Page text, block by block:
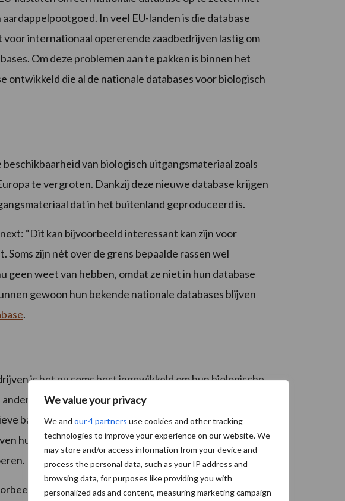
We value your privacy
We and our 4 partners use cookies and other tracking
technologies to improve your experience on our website. We
may store and/or access information from your device and
process the personal data, such as your IP address and
browsing data, for purposes like providing you with
personalized ads and content, measuring marketing campaign
In veel EU-landen is die database
internationaal opererende zaadbedrijven lastig om
Om deze problemen aan te pakken is binnen het
ontwikkeld die al de nationale databases voor biologisch
van biologisch uitgangsmateriaal zoals
te vergroten. Dankzij deze nieuwe database krijgen
dat in het buitenland geproduceerd is.
“Dit kan bijvoorbeeld interessant kan zijn voor
zijn nét over de grens bepaalde rassen wel
geen weet van hebben, omdat ze niet in hun database
gewoon hun bekende nationale databases blijven
.
is het nu soms best ingewikkeld om hun biologische
nationale databases te laten opnemen Ze lopen
barrières aan. Daarom is de EU-routerdatabase
hun aanbod aan biologisch uitgangsmateriaal voor
aangeven dat bepaalde rassen ook beschikbaar zijn